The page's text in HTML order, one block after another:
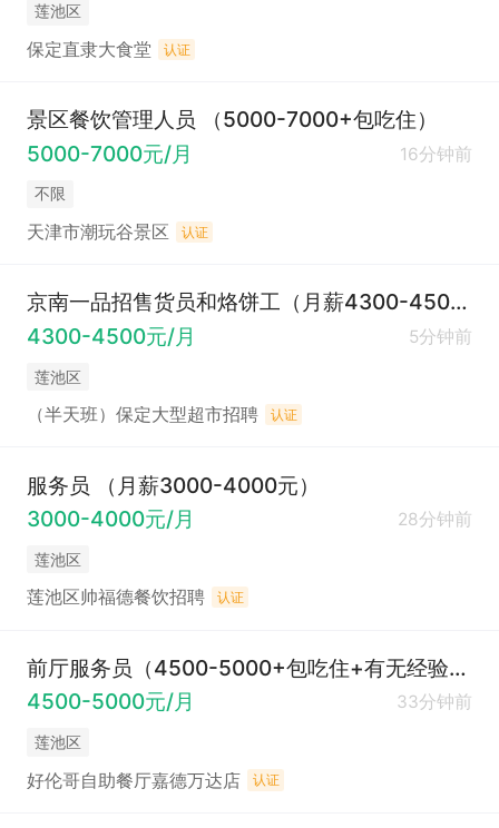
莲池区
保定直隶大食堂 认证
景区餐饮管理人员 （5000-7000+包吃住）
5000-7000元/月
16分钟前
不限
天津市潮玩谷景区 认证
京南一品招售货员和烙饼工（月薪4300-4500元）
4300-4500元/月
5分钟前
莲池区
（半天班）保定大型超市招聘 认证
服务员 （月薪3000-4000元）
3000-4000元/月
28分钟前
莲池区
莲池区帅福德餐饮招聘 认证
前厅服务员（4500-5000+包吃住+有无经验均可）
4500-5000元/月
33分钟前
莲池区
好伦哥自助餐厅嘉德万达店 认证